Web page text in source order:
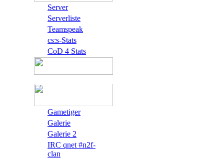
Server
Serverliste
Teamspeak
cs:s-Stats
CoD 4 Stats
Gametiger
Galerie
Galerie 2
IRC qnet #n2f-
clan